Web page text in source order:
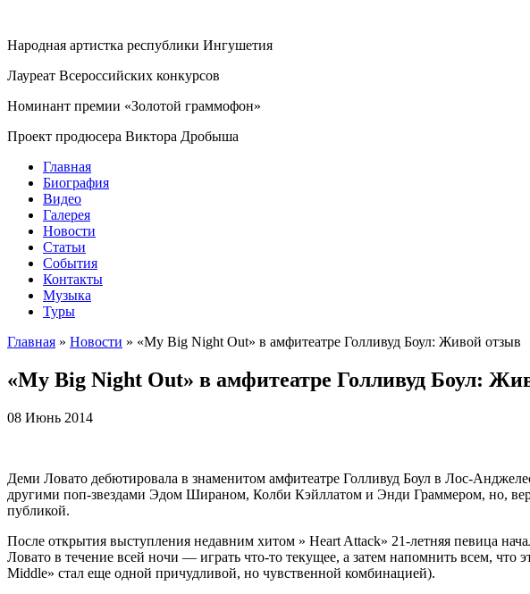
Народная артистка республики Ингушетия
Лауреат Всероссийских конкурсов
Номинант премии «Золотой граммофон»
Проект продюсера Виктора Дробыша
Главная
Биография
Видео
Галерея
Новости
Статьи
События
Контакты
Музыка
Туры
Главная » Новости » «My Big Night Out» в амфитеатре Голливуд Боул: Живой отзыв
«My Big Night Out» в амфитеатре Голливуд Боул:
08 Июнь 2014
Деми Ловато дебютировала в знаменитом амфитеатре Голливуд Боул в Лос-
другими поп-звездами Эдом Шираном, Колби Кэйллатом и Энди Граммером, но,
публикой.
После открытия выступления недавним хитом » Heart Attack» 21-летняя певица
Ловато в течение всей ночи — играть что-то текущее, а затем напомнить всем, что
Middle» стал еще одной причудливой, но чувственной комбинацией).